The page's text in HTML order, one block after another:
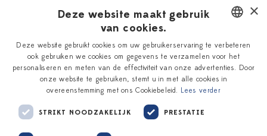
Verhaal
Onze plateelschilders
Delfts Blauw
Workshops
Vacatures
Zakelijk
DUTCH
ENGLISH
×
Deze website maakt gebruik
van cookies.
Deze website gebruikt cookies om uw gebruikerservaring te verbeteren
ook gebruiken we cookies om gegevens te verzamelen voor het
personaliseren en meten van de effectiviteit van onze advertenties. Door
onze website te gebruiken, stemt u in met alle cookies in
overeenstemming met ons Cookiebeleid. Lees verder
STRIKT NOODZAKELIJK PRESTATIE